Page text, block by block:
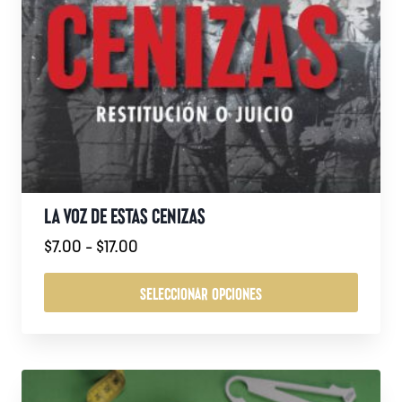
LA VOZ DE ESTAS CENIZAS
$7.00 - $17.00Rango
precios:
desde
SELECCIONAR OPCIONES
tiene
múltiples